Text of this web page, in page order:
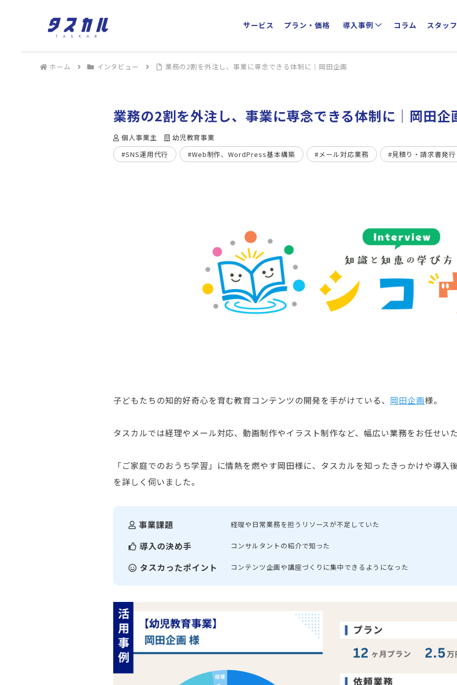
サービス プラン・価格
導入事例
業種別活用方法
コラム スタッ
ホーム インタビュー 業務の2割を外注し、事業に専念できる体制に｜岡田企画
業務の2割を外注し、事業に専念できる体制に｜岡田企
個人事業主
幼児教育事業
#SNS運用代行
#Web制作、WordPress基本構築 #メール対応業務 #見積り・請求書発行
子どもたちの知的好奇心を育む教育コンテンツの開発を手がけている、 岡田企画様。
タスカルでは経理やメール対応、動画制作やイラスト制作など、幅広い業務をお任せいた
「ご家庭でのおうち学習」に情熱を燃やす岡田様に、タスカルを知ったきっかけや導入
を詳しく伺いました。
事業課題 経理や日常業務を担うリソースが不足していた
導入の決め手 コンサルタントの紹介で知った
タスカったポイント コンテンツ企画や講座づくりに集中できるようになった